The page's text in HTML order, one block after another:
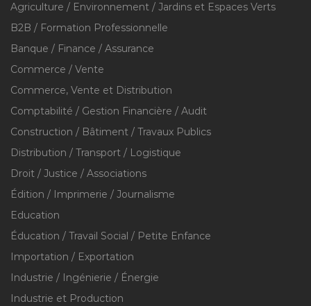
Agriculture / Environnement / Jardins et Espaces Verts
B2B / Formation Professionnelle
Banque / Finance / Assurance
Commerce / Vente
Commerce, Vente et Distribution
Comptabilité / Gestion Financière / Audit
Construction / Bâtiment / Travaux Publics
Distribution / Transport / Logistique
Droit / Justice / Associations
Édition / Imprimerie / Journalisme
Education
Éducation / Travail Social / Petite Enfance
Importation / Exportation
Industrie / Ingénierie / Énergie
Industrie et Production